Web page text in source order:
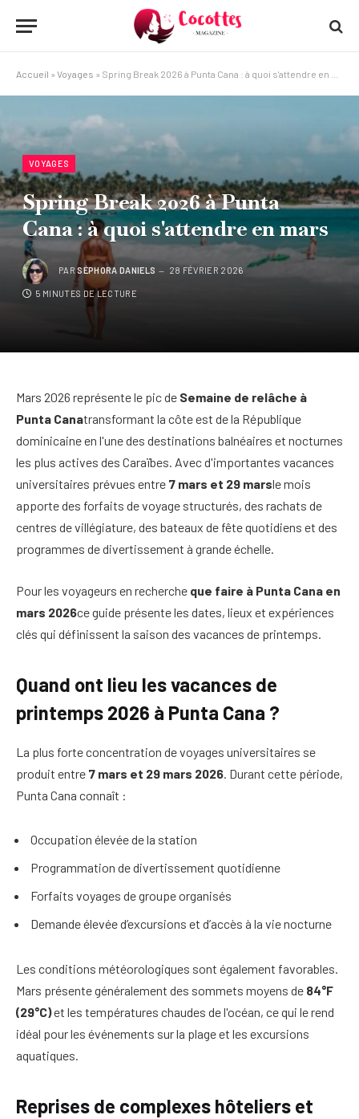
Accueil » Voyages » Spring Break 2026 à Punta Cana : à quoi s'attendre en mars
VOYAGES
Spring Break 2026 à Punta
Cana : à quoi s'attendre en mars
PAR SÉPHORA DANIELS 28 FÉVRIER 2026
5 MINUTES DE LECTURE
Mars 2026 représente le pic de Semaine de relâche à
Punta Canatransformant la côte est de la République
dominicaine en l'une des destinations balnéaires et nocturnes
les plus actives des Caraïbes. Avec d'importantes vacances
universitaires prévues entre 7 mars et 29 marsle mois
apporte des forfaits de voyage structurés, des rachats de
centres de villégiature, des bateaux de fête quotidiens et des
programmes de divertissement à grande échelle.
Pour les voyageurs en recherche que faire à Punta Cana en
mars 2026ce guide présente les dates, lieux et expériences
clés qui définissent la saison des vacances de printemps.
Quand ont lieu les vacances de
printemps 2026 à Punta Cana ?
La plus forte concentration de voyages universitaires se
produit entre 7 mars et 29 mars 2026 . Durant cette période,
Punta Cana connaît :
Occupation élevée de la station
Programmation de divertissement quotidienne
Forfaits voyages de groupe organisés
Demande élevée d’excursions et d’accès à la vie nocturne
Les conditions météorologiques sont également favorables.
Mars présente généralement des sommets moyens de 84°F
(29°C)et les températures chaudes de l'océan, ce qui le rend
idéal pour les événements sur la plage et les excursions
aquatiques.
Reprises de complexes hôteliers et